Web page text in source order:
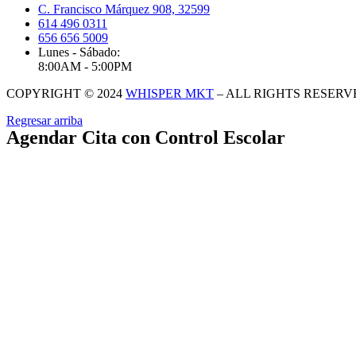
C. Francisco Márquez 908, 32599
614 496 0311
656 656 5009
Lunes - Sábado:
8:00AM - 5:00PM
COPYRIGHT © 2024 WHISPER MKT – ALL RIGHTS
Regresar arriba
Agendar Cita con Control Escolar